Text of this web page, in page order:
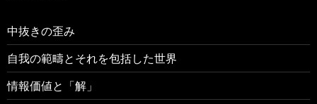
中抜きの歪み
自我の範疇とそれを包括した世界
情報価値と「解」